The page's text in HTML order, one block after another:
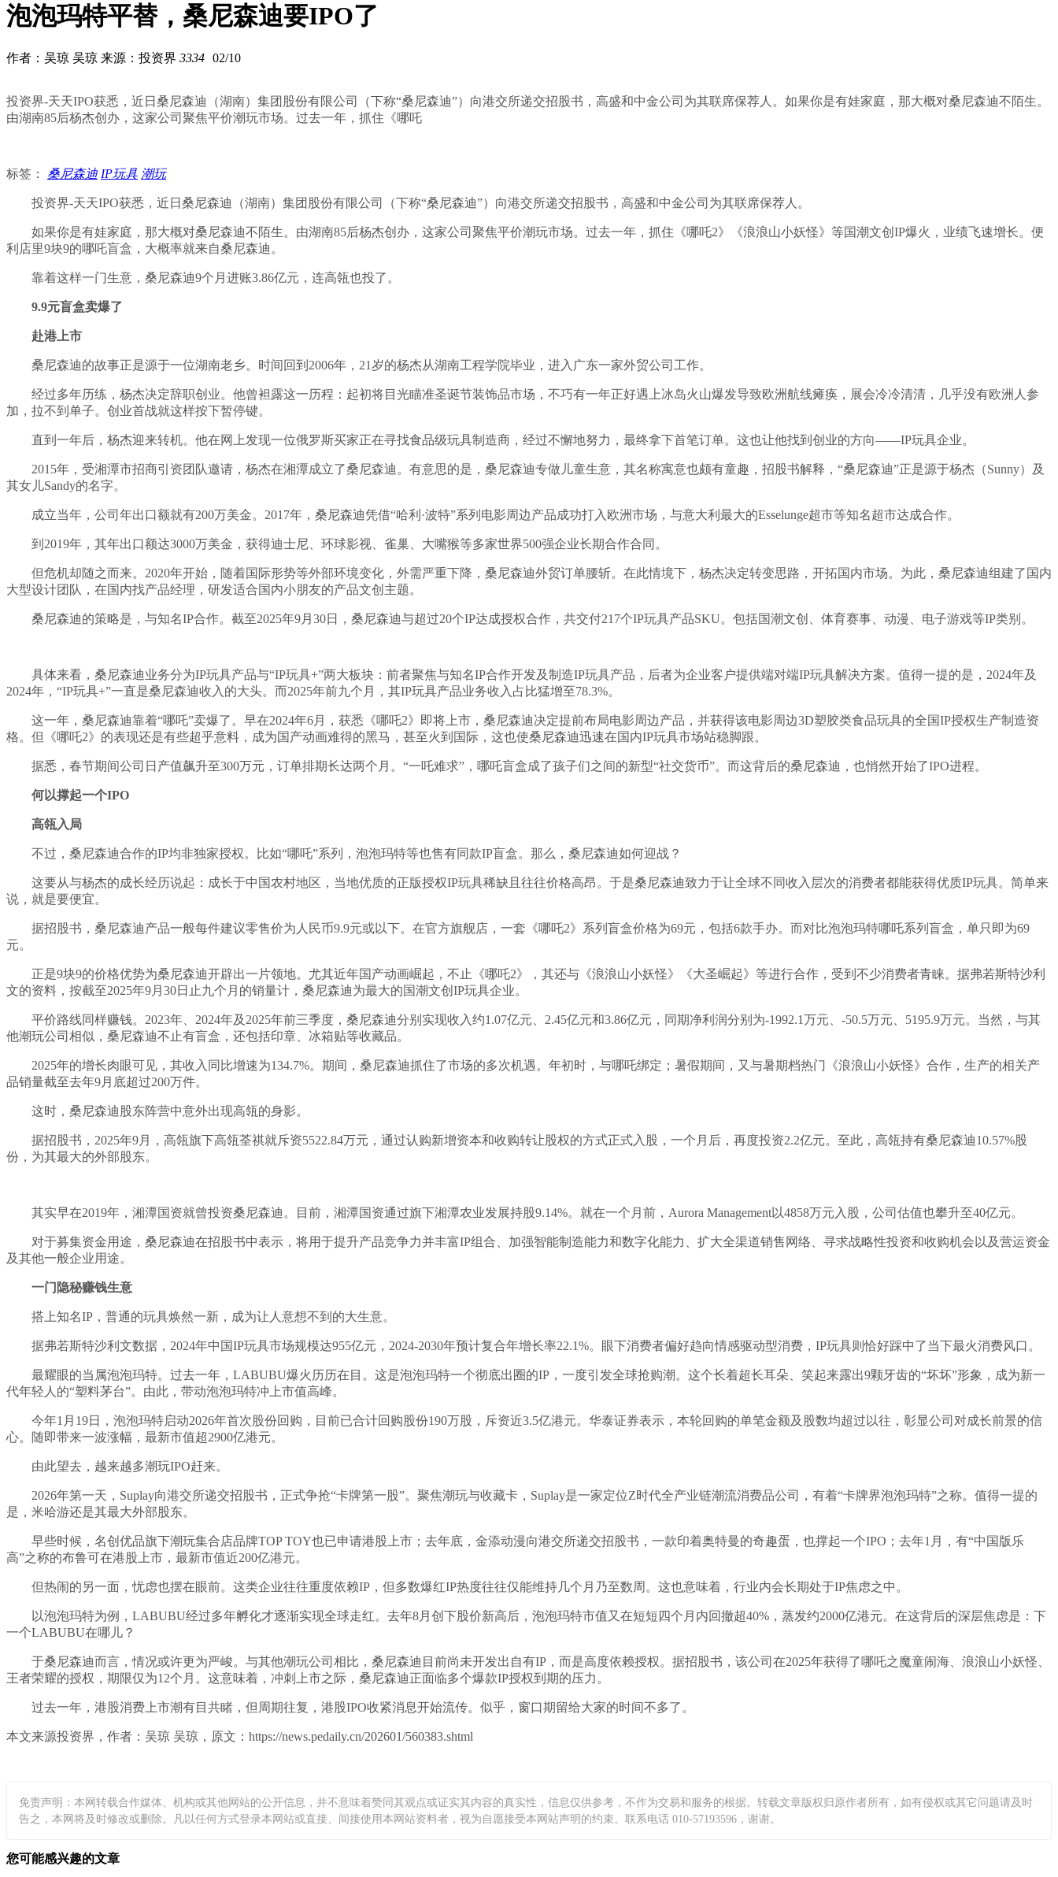
泡泡玛特平替，桑尼森迪要IPO了
作者：吴琼 吴琼 来源：投资界 3334 02/10
投资界-天天IPO获悉，近日桑尼森迪（湖南）集团股份有限公司（下称“桑尼森迪”）向港交所递交招股书，高盛和中金公司为其联席保荐人。如果你是有娃家庭，那大概对桑尼森迪不陌生。
由湖南85后杨杰创办，这家公司聚焦平价潮玩市场。过去一年，抓住《哪吒
标签： 桑尼森迪 IP玩具 潮玩
投资界-天天IPO获悉，近日桑尼森迪（湖南）集团股份有限公司（下称“桑尼森迪”）向港交所递交招股书，高盛和中金公司为其联席保荐人。
如果你是有娃家庭，那大概对桑尼森迪不陌生。由湖南85后杨杰创办，这家公司聚焦平价潮玩市场。过去一年，抓住《哪吒2》《浪浪山小妖怪》等国潮文创IP爆火，业绩飞速增长。便
利店里9块9的哪吒盲盒，大概率就来自桑尼森迪。
靠着这样一门生意，桑尼森迪9个月进账3.86亿元，连高瓴也投了。
9.9元盲盒卖爆了
赴港上市
桑尼森迪的故事正是源于一位湖南老乡。时间回到2006年，21岁的杨杰从湖南工程学院毕业，进入广东一家外贸公司工作。
经过多年历练，杨杰决定辞职创业。他曾袒露这一历程：起初将目光瞄准圣诞节装饰品市场，不巧有一年正好遇上冰岛火山爆发导致欧洲航线瘫痪，展会冷冷清清，几乎没有欧洲人参
加，拉不到单子。创业首战就这样按下暂停键。
直到一年后，杨杰迎来转机。他在网上发现一位俄罗斯买家正在寻找食品级玩具制造商，经过不懈地努力，最终拿下首笔订单。这也让他找到创业的方向——IP玩具企业。
2015年，受湘潭市招商引资团队邀请，杨杰在湘潭成立了桑尼森迪。有意思的是，桑尼森迪专做儿童生意，其名称寓意也颇有童趣，招股书解释，“桑尼森迪”正是源于杨杰（Sunny）及
其女儿Sandy的名字。
成立当年，公司年出口额就有200万美金。2017年，桑尼森迪凭借“哈利·波特”系列电影周边产品成功打入欧洲市场，与意大利最大的Esselunge超市等知名超市达成合作。
到2019年，其年出口额达3000万美金，获得迪士尼、环球影视、雀巢、大嘴猴等多家世界500强企业长期合作合同。
但危机却随之而来。2020年开始，随着国际形势等外部环境变化，外需严重下降，桑尼森迪外贸订单腰斩。在此情境下，杨杰决定转变思路，开拓国内市场。为此，桑尼森迪组建了国内
大型设计团队，在国内找产品经理，研发适合国内小朋友的产品文创主题。
桑尼森迪的策略是，与知名IP合作。截至2025年9月30日，桑尼森迪与超过20个IP达成授权合作，共交付217个IP玩具产品SKU。包括国潮文创、体育赛事、动漫、电子游戏等IP类别。
具体来看，桑尼森迪业务分为IP玩具产品与“IP玩具+”两大板块：前者聚焦与知名IP合作开发及制造IP玩具产品，后者为企业客户提供端对端IP玩具解决方案。值得一提的是，2024年及
2024年，“IP玩具+”一直是桑尼森迪收入的大头。而2025年前九个月，其IP玩具产品业务收入占比猛增至78.3%。
这一年，桑尼森迪靠着“哪吒”卖爆了。早在2024年6月，获悉《哪吒2》即将上市，桑尼森迪决定提前布局电影周边产品，并获得该电影周边3D塑胶类食品玩具的全国IP授权生产制造资
格。但《哪吒2》的表现还是有些超乎意料，成为国产动画难得的黑马，甚至火到国际，这也使桑尼森迪迅速在国内IP玩具市场站稳脚跟。
据悉，春节期间公司日产值飙升至300万元，订单排期长达两个月。“一吒难求”，哪吒盲盒成了孩子们之间的新型“社交货币”。而这背后的桑尼森迪，也悄然开始了IPO进程。
何以撑起一个IPO
高瓴入局
不过，桑尼森迪合作的IP均非独家授权。比如“哪吒”系列，泡泡玛特等也售有同款IP盲盒。那么，桑尼森迪如何迎战？
这要从与杨杰的成长经历说起：成长于中国农村地区，当地优质的正版授权IP玩具稀缺且往往价格高昂。于是桑尼森迪致力于让全球不同收入层次的消费者都能获得优质IP玩具。简单来
说，就是要便宜。
据招股书，桑尼森迪产品一般每件建议零售价为人民币9.9元或以下。在官方旗舰店，一套《哪吒2》系列盲盒价格为69元，包括6款手办。而对比泡泡玛特哪吒系列盲盒，单只即为69
元。
正是9块9的价格优势为桑尼森迪开辟出一片领地。尤其近年国产动画崛起，不止《哪吒2》，其还与《浪浪山小妖怪》《大圣崛起》等进行合作，受到不少消费者青睐。据弗若斯特沙利
文的资料，按截至2025年9月30日止九个月的销量计，桑尼森迪为最大的国潮文创IP玩具企业。
平价路线同样赚钱。2023年、2024年及2025年前三季度，桑尼森迪分别实现收入约1.07亿元、2.45亿元和3.86亿元，同期净利润分别为-1992.1万元、-50.5万元、5195.9万元。当然，与其
他潮玩公司相似，桑尼森迪不止有盲盒，还包括印章、冰箱贴等收藏品。
2025年的增长肉眼可见，其收入同比增速为134.7%。期间，桑尼森迪抓住了市场的多次机遇。年初时，与哪吒绑定；暑假期间，又与暑期档热门《浪浪山小妖怪》合作，生产的相关产
品销量截至去年9月底超过200万件。
这时，桑尼森迪股东阵营中意外出现高瓴的身影。
据招股书，2025年9月，高瓴旗下高瓴荃祺就斥资5522.84万元，通过认购新增资本和收购转让股权的方式正式入股，一个月后，再度投资2.2亿元。至此，高瓴持有桑尼森迪10.57%股
份，为其最大的外部股东。
其实早在2019年，湘潭国资就曾投资桑尼森迪。目前，湘潭国资通过旗下湘潭农业发展持股9.14%。就在一个月前，Aurora Management以4858万元入股，公司估值也攀升至40亿元。
对于募集资金用途，桑尼森迪在招股书中表示，将用于提升产品竞争力并丰富IP组合、加强智能制造能力和数字化能力、扩大全渠道销售网络、寻求战略性投资和收购机会以及营运资金
及其他一般企业用途。
一门隐秘赚钱生意
搭上知名IP，普通的玩具焕然一新，成为让人意想不到的大生意。
据弗若斯特沙利文数据，2024年中国IP玩具市场规模达955亿元，2024-2030年预计复合年增长率22.1%。眼下消费者偏好趋向情感驱动型消费，IP玩具则恰好踩中了当下最火消费风口。
最耀眼的当属泡泡玛特。过去一年，LABUBU爆火历历在目。这是泡泡玛特一个彻底出圈的IP，一度引发全球抢购潮。这个长着超长耳朵、笑起来露出9颗牙齿的“坏坏”形象，成为新一
代年轻人的“塑料茅台”。由此，带动泡泡玛特冲上市值高峰。
今年1月19日，泡泡玛特启动2026年首次股份回购，目前已合计回购股份190万股，斥资近3.5亿港元。华泰证券表示，本轮回购的单笔金额及股数均超过以往，彰显公司对成长前景的信
心。随即带来一波涨幅，最新市值超2900亿港元。
由此望去，越来越多潮玩IPO赶来。
2026年第一天，Suplay向港交所递交招股书，正式争抢“卡牌第一股”。聚焦潮玩与收藏卡，Suplay是一家定位Z时代全产业链潮流消费品公司，有着“卡牌界泡泡玛特”之称。值得一提的
是，米哈游还是其最大外部股东。
早些时候，名创优品旗下潮玩集合店品牌TOP TOY也已申请港股上市；去年底，金添动漫向港交所递交招股书，一款印着奥特曼的奇趣蛋，也撑起一个IPO；去年1月，有“中国版乐
高”之称的布鲁可在港股上市，最新市值近200亿港元。
但热闹的另一面，忧虑也摆在眼前。这类企业往往重度依赖IP，但多数爆红IP热度往往仅能维持几个月乃至数周。这也意味着，行业内会长期处于IP焦虑之中。
以泡泡玛特为例，LABUBU经过多年孵化才逐渐实现全球走红。去年8月创下股价新高后，泡泡玛特市值又在短短四个月内回撤超40%，蒸发约2000亿港元。在这背后的深层焦虑是：下
一个LABUBU在哪儿？
于桑尼森迪而言，情况或许更为严峻。与其他潮玩公司相比，桑尼森迪目前尚未开发出自有IP，而是高度依赖授权。据招股书，该公司在2025年获得了哪吒之魔童闹海、浪浪山小妖怪、
王者荣耀的授权，期限仅为12个月。这意味着，冲刺上市之际，桑尼森迪正面临多个爆款IP授权到期的压力。
过去一年，港股消费上市潮有目共睹，但周期往复，港股IPO收紧消息开始流传。似乎，窗口期留给大家的时间不多了。
本文来源投资界，作者：吴琼 吴琼，原文：https://news.pedaily.cn/202601/560383.shtml
免责声明：本网转载合作媒体、机构或其他网站的公开信息，并不意味着赞同其观点或证实其内容的真实性，信息仅供参考，不作为交易和服务的根据。转载文章版权归原作者所有，如有侵权或其它问题请及时
告之，本网将及时修改或删除。凡以任何方式登录本网站或直接、间接使用本网站资料者，视为自愿接受本网站声明的约束。联系电话 010-57193596，谢谢。
您可能感兴趣的文章